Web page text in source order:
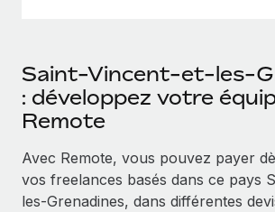
Saint-Vincent-et-les-
: développez votre
Remote
Avec Remote, vous pouvez payer
vos freelances basés dans ce pays
les-Grenadines, dans différentes